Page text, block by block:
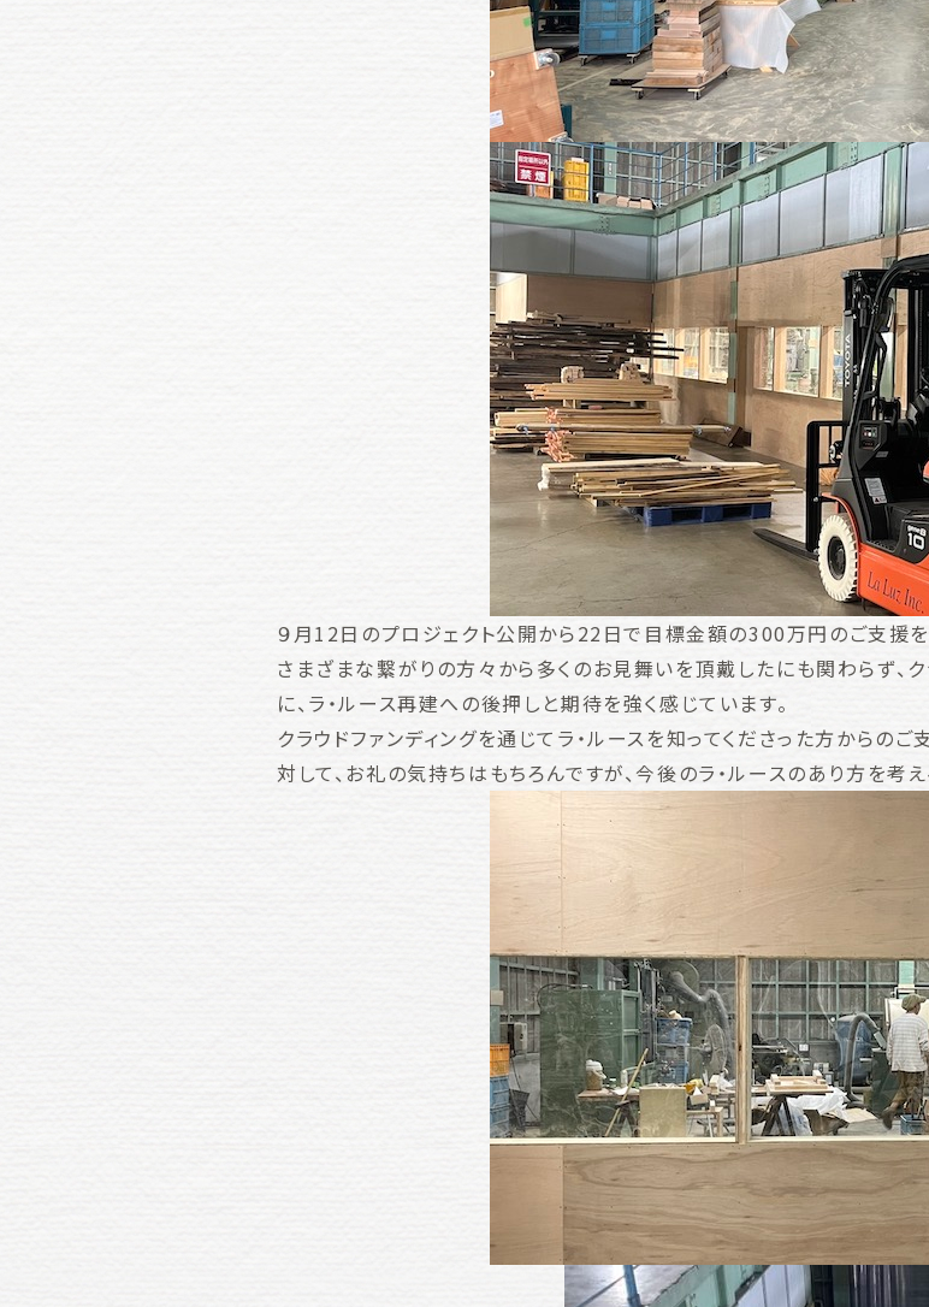
９月12日のプロジェクト公開から22日で目標金額の300万円のご支援を
さまざまな繋がりの方々から多くのお見舞いを頂戴したにも関わらず、
に、ラ・ルース再建への後押しと期待を強く感じています。
クラウドファンディングを通じてラ・ルースを知ってくださった方から
対して、お礼の気持ちはもちろんですが、今後のラ・ルースのあり方を考